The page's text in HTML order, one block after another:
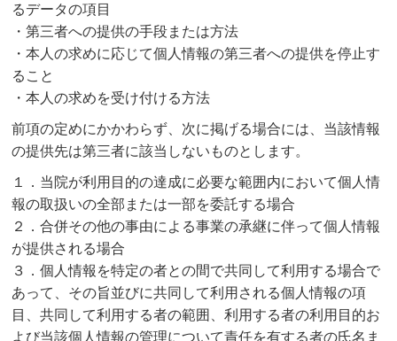
るデータの項目
・第三者への提供の手段または方法
・本人の求めに応じて個人情報の第三者への提供を停止す
ること
・本人の求めを受け付ける方法
前項の定めにかかわらず、次に掲げる場合には、当該情報
の提供先は第三者に該当しないものとします。
１．当院が利用目的の達成に必要な範囲内において個人情
報の取扱いの全部または一部を委託する場合
２．合併その他の事由による事業の承継に伴って個人情報
が提供される場合
３．個人情報を特定の者との間で共同して利用する場合で
あって、その旨並びに共同して利用される個人情報の項
目、共同して利用する者の範囲、利用する者の利用目的お
よび当該個人情報の管理について責任を有する者の氏名ま